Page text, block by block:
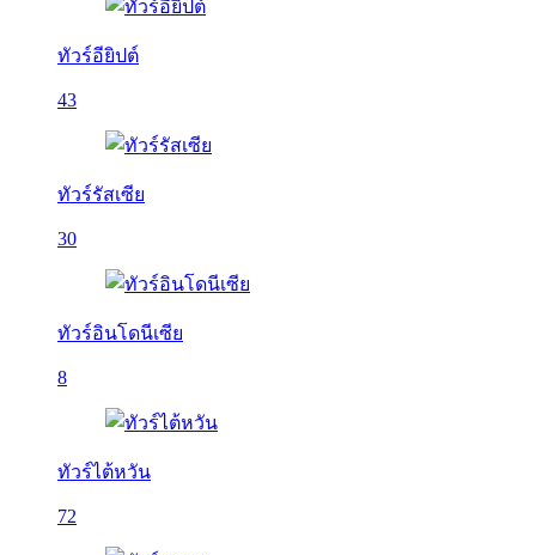
ทัวร์อียิปต์
43
ทัวร์รัสเซีย
30
ทัวร์อินโดนีเซีย
8
ทัวร์ไต้หวัน
72